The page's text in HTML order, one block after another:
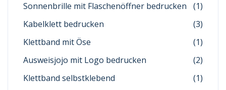
Sonnenbrille mit Flaschenöffner bedrucken
(1)
Kabelklett bedrucken
(3)
Klettband mit Öse
(1)
Ausweisjojo mit Logo bedrucken
(2)
Klettband selbstklebend
(1)